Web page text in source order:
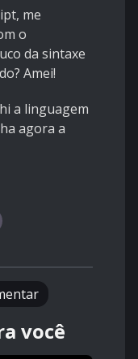
me
o
da sintaxe
Amei!
a linguagem
agora a
você